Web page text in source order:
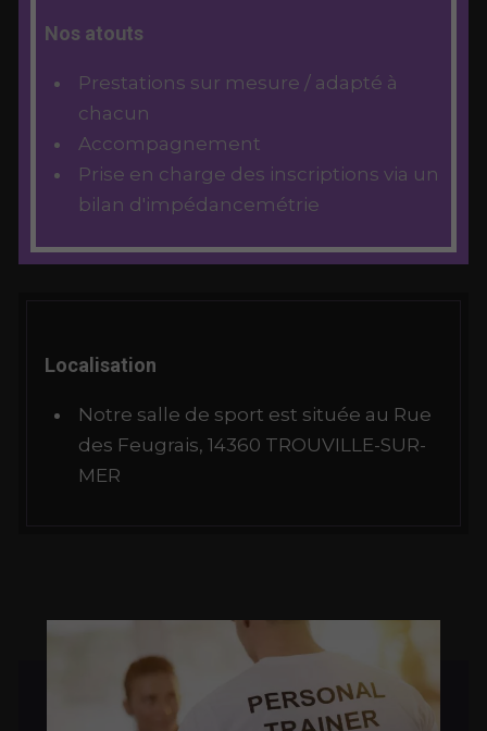
Nos atouts
Prestations sur mesure / adapté à
chacun
Accompagnement
Prise en charge des inscriptions via un
bilan d'impédancemétrie
Localisation
Notre salle de sport est située au Rue
des Feugrais, 14360 TROUVILLE-SUR-
MER